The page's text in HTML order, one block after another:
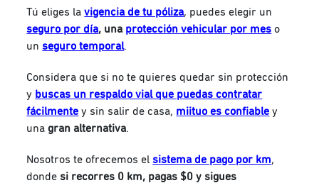
Tú eliges lavigencia de tu póliza, puedes elegir un
seguro por día, una protección vehicular por mes o
unseguro temporal.
Considera que si no te quieres quedar sin protección
y buscas un respaldo vial que puedas contratar
fácilmente y sin salir de casa, miituo es confiable y
una gran alternativa.
Nosotros te ofrecemos elsistema de pago por km,
dondesi recorres 0 km, pagas $0 y sigues